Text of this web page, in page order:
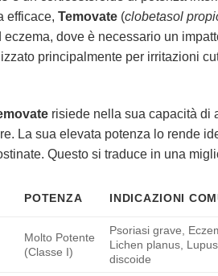
efficace, Temovate (clobetasol
dove è necessario un
principalmente per irritazioni
risiede nella sua capacità di
La sua elevata potenza lo rende
Questo si traduce in una
POTENZA INDICAZIONI
Molto Potente
(Classe I)
Psoriasi grave,
Lichen planus,
discoide